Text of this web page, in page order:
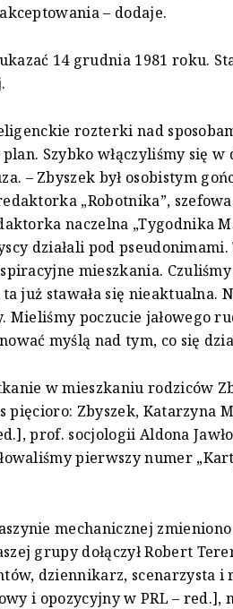
– dodaje.
14 grudnia 1981 roku.
rozterki nad
Szybko włączyliśmy się w
– Zbyszek był osobistym
„Robotnika”,
naczelna „Tygodnika
działali pod pseudonimami.
mieszkania.
już stawała się nieaktualna.
poczucie jałowego
myślą nad tym, co się
w mieszkaniu rodziców
pięcioro: Zbyszek, Katarzyna
prof. socjologii Aldona
pierwszy numer
mechanicznej
grupy dołączył Robert
dziennikarz, scenarzysta i
i opozycyjny w PRL – red.],